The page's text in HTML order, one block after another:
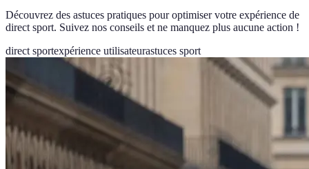
Découvrez des astuces pratiques pour optimiser votre expérience de
direct sport. Suivez nos conseils et ne manquez plus aucune action !
direct sportexpérience utilisateurastuces sport